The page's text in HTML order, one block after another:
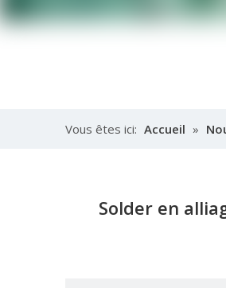
Vous êtes ici: Accueil »
Solder en